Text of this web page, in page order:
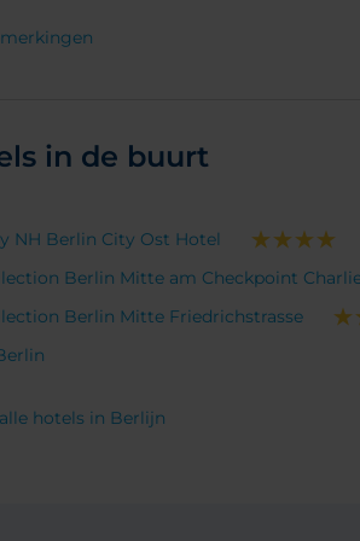
in de buurt
NH Berlin City Ost Hotel
Berlin Mitte am Checkpoint
Berlin Mitte Friedrichstrasse
hotels in Berlijn